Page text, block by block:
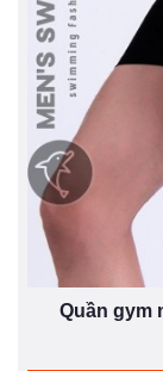
Quần gym